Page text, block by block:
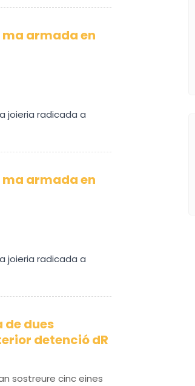
armada en
joieria radicada a
armada en
joieria radicada a
dues
detenció dR
sostreure cinc eines